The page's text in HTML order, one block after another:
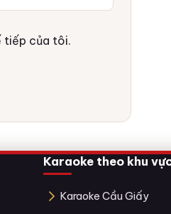
tiếp của tôi.
Karaoke theo khu
Karaoke Cầu Giấy